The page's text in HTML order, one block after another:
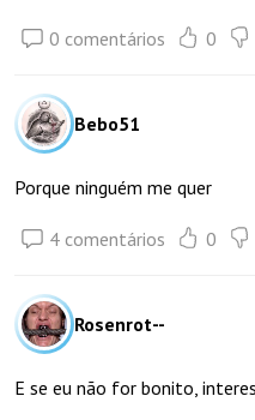
0 comentários 0
Bebo51
Porque ninguém me quer
4 comentários 0
Rosenrot--
E se eu não for bonito,